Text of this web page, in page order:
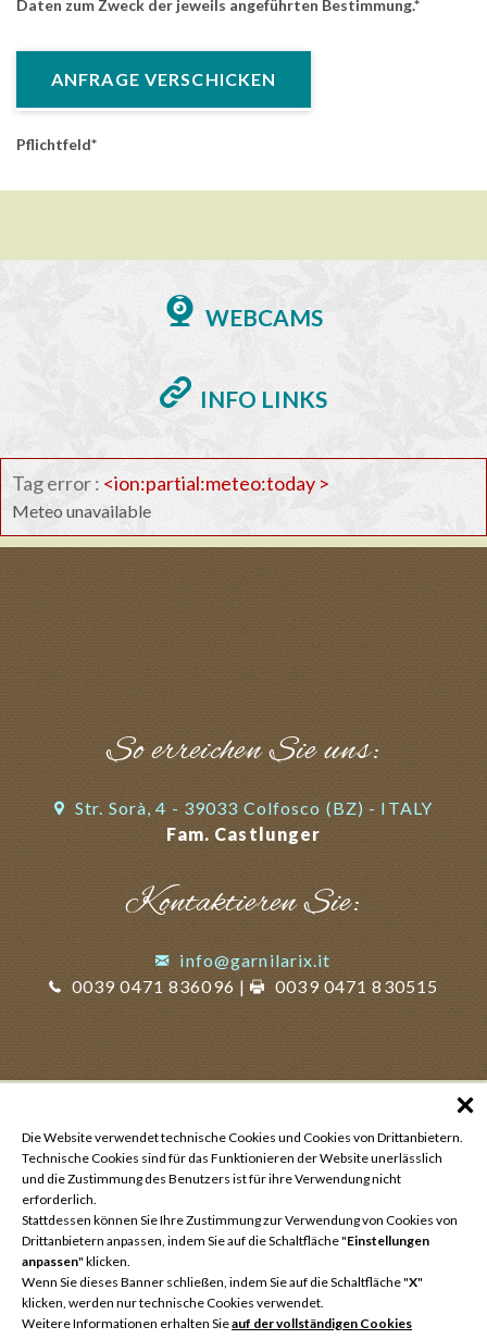
Daten zum Zweck der jeweils angeführten Bestimmung.
Pflichtfeld
WEBCAMS
INFO LINKS
Tag error : <ion:partial:meteo:today >
Meteo unavailable
So erreichen Sie uns:
Str. Sorà, 4 - 39033 Colfosco (BZ) - ITALY
Fam. Castlunger
Kontaktieren Sie:
info@garnilarix.it
0039 0471 836096 | 0039 0471 830515
Die Website verwendet technische Cookies und Cookies von Drittanbietern.
Technische Cookies sind für das Funktionieren der Website unerlässlich
und die Zustimmung des Benutzers ist für ihre Verwendung nicht
erforderlich.
Stattdessen können Sie Ihre Zustimmung zur Verwendung von Cookies von
Drittanbietern anpassen, indem Sie auf die Schaltfläche "Einstellungen
anpassen" klicken.
Wenn Sie dieses Banner schließen, indem Sie auf die Schaltfläche "X"
klicken, werden nur technische Cookies verwendet.
Weitere Informationen erhalten Sieauf der vollständigen Cookies